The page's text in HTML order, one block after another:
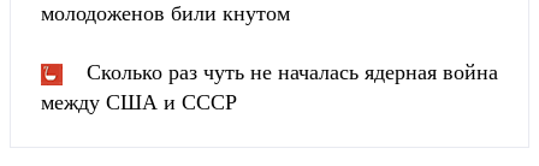
молодоженов били кнутом
Сколько раз чуть не началась ядерная война
между США и СССР